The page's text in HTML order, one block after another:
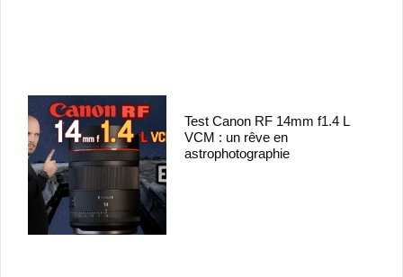
Test Canon RF 14mm f1.4 L
VCM : un rêve en
astrophotographie